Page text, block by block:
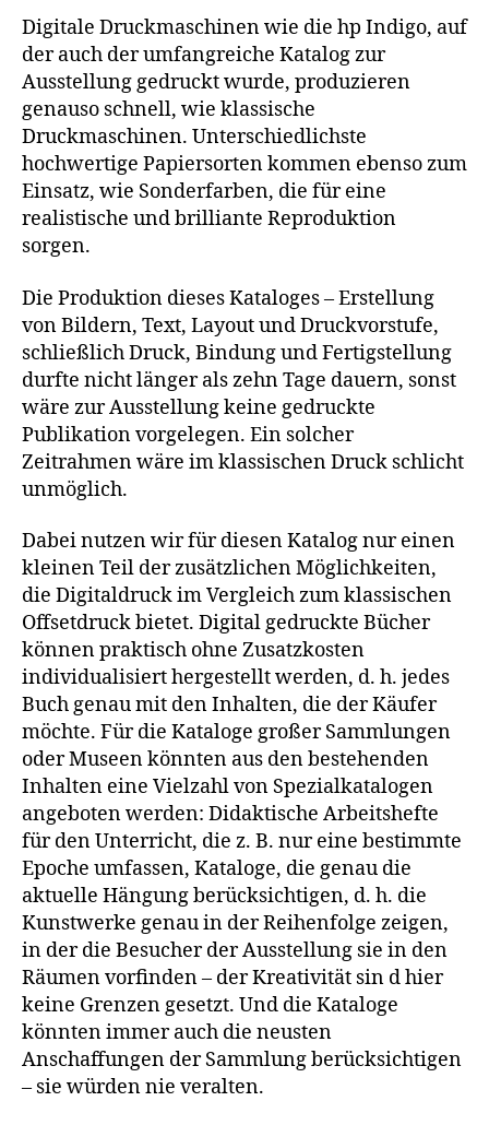
Digitale Druckmaschinen wie die hp Indigo, auf
der auch der umfangreiche Katalog zur
Ausstellung gedruckt wurde, produzieren
genauso schnell, wie klassische
Druckmaschinen. Unterschiedlichste
hochwertige Papiersorten kommen ebenso zum
Einsatz, wie Sonderfarben, die für eine
realistische und brilliante Reproduktion
sorgen.
Die Produktion dieses Kataloges – Erstellung
von Bildern, Text, Layout und Druckvorstufe,
schließlich Druck, Bindung und Fertigstellung
durfte nicht länger als zehn Tage dauern, sonst
wäre zur Ausstellung keine gedruckte
Publikation vorgelegen. Ein solcher
Zeitrahmen wäre im klassischen Druck schlicht
unmöglich.
Dabei nutzen wir für diesen Katalog nur einen
kleinen Teil der zusätzlichen Möglichkeiten,
die Digitaldruck im Vergleich zum klassischen
Offsetdruck bietet. Digital gedruckte Bücher
können praktisch ohne Zusatzkosten
individualisiert hergestellt werden, d. h. jedes
Buch genau mit den Inhalten, die der Käufer
möchte. Für die Kataloge großer Sammlungen
oder Museen könnten aus den bestehenden
Inhalten eine Vielzahl von Spezialkatalogen
angeboten werden: Didaktische Arbeitshefte
für den Unterricht, die z. B. nur eine bestimmte
Epoche umfassen, Kataloge, die genau die
aktuelle Hängung berücksichtigen, d. h. die
Kunstwerke genau in der Reihenfolge zeigen,
in der die Besucher der Ausstellung sie in den
Räumen vorfinden – der Kreativität sin d hier
keine Grenzen gesetzt. Und die Kataloge
könnten immer auch die neusten
Anschaffungen der Sammlung berücksichtigen
– sie würden nie veralten.